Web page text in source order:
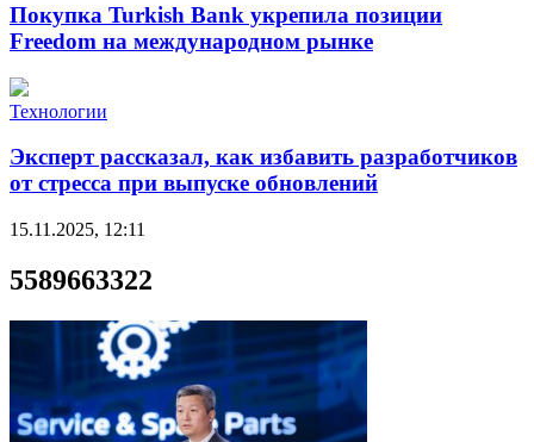
Покупка Turkish Bank укрепила позиции
Freedom на международном рынке
Технологии
Эксперт рассказал, как избавить разработчиков
от стресса при выпуске обновлений
15.11.2025, 12:11
5589663322